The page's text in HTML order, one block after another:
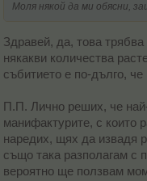
Моля някой да ми обясни,
Здравей, да, това
някакви количества
събитието е по-дълго,
П.П. Лично реших, че
манифактурите, с които
наредих, щях да извадя
също така разполагам с
вероятно ще ползвам